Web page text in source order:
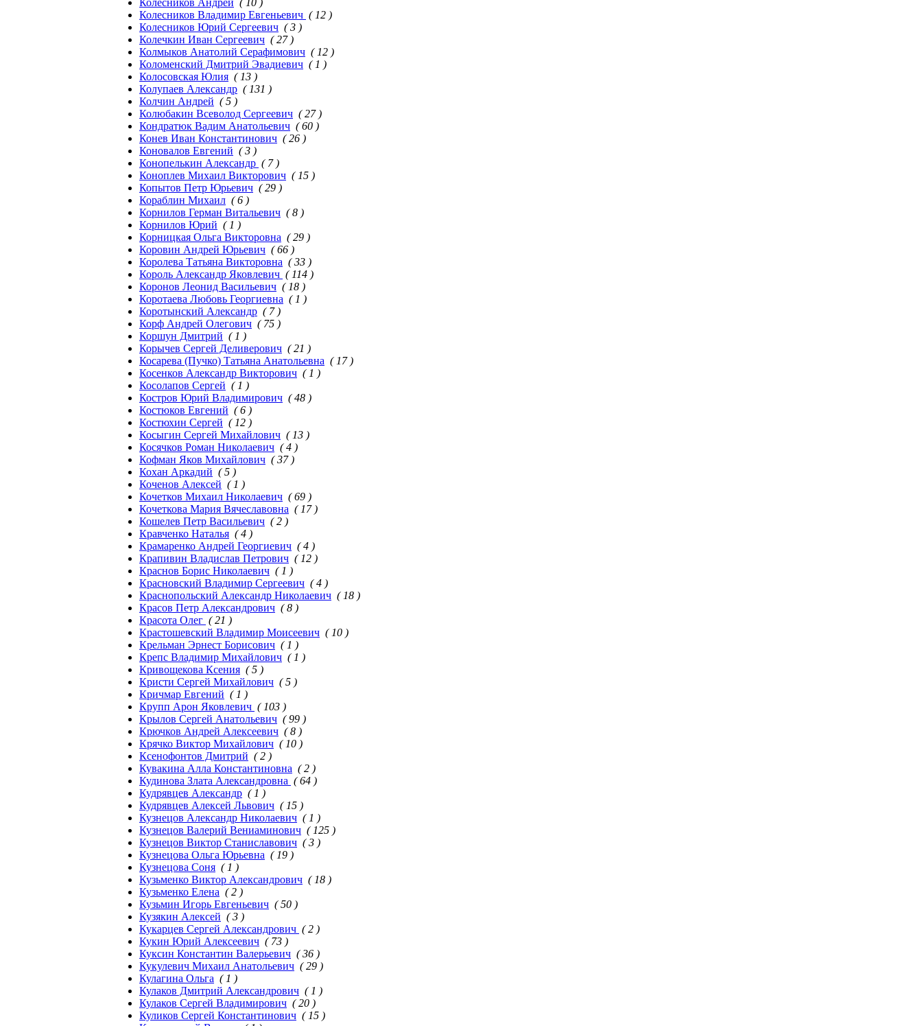
Колесников Андрей ( 10 )
Колесников Владимир Евгеньевич ( 12 )
Колесников Юрий Сергеевич ( 3 )
Колечкин Иван Сергеевич ( 27 )
Колмыков Анатолий Серафимович ( 12 )
Коломенский Дмитрий Эвадиевич ( 1 )
Колосовская Юлия ( 13 )
Колупаев Александр ( 131 )
Колчин Андрей ( 5 )
Колюбакин Всеволод Сергеевич ( 27 )
Кондратюк Вадим Анатольевич ( 60 )
Конев Иван Константинович ( 26 )
Коновалов Евгений ( 3 )
Конопелькин Александр ( 7 )
Коноплев Михаил Викторович ( 15 )
Копытов Петр Юрьевич ( 29 )
Кораблин Михаил ( 6 )
Корнилов Герман Витальевич ( 8 )
Корнилов Юрий ( 1 )
Корницкая Ольга Викторовна ( 29 )
Коровин Андрей Юрьевич ( 66 )
Королева Татьяна Викторовна ( 33 )
Король Александр Яковлевич ( 114 )
Коронов Леонид Васильевич ( 18 )
Коротаева Любовь Георгиевна ( 1 )
Коротынский Александр ( 7 )
Корф Андрей Олегович ( 75 )
Коршун Дмитрий ( 1 )
Корычев Сергей Деливерович ( 21 )
Косарева (Пучко) Татьяна Анатольевна ( 17 )
Косенков Александр Викторович ( 1 )
Косолапов Сергей ( 1 )
Костров Юрий Владимирович ( 48 )
Костюков Евгений ( 6 )
Костюхин Сергей ( 12 )
Косыгин Сергей Михайлович ( 13 )
Косячков Роман Николаевич ( 4 )
Кофман Яков Михайлович ( 37 )
Кохан Аркадий ( 5 )
Коченов Алексей ( 1 )
Кочетков Михаил Николаевич ( 69 )
Кочеткова Мария Вячеславовна ( 17 )
Кошелев Петр Васильевич ( 2 )
Кравченко Наталья ( 4 )
Крамаренко Андрей Георгиевич ( 4 )
Крапивин Владислав Петрович ( 12 )
Краснов Борис Николаевич ( 1 )
Красновский Владимир Сергеевич ( 4 )
Краснопольский Александр Николаевич ( 18 )
Красов Петр Александрович ( 8 )
Красота Олег ( 21 )
Крастошевский Владимир Моисеевич ( 10 )
Крельман Эрнест Борисович ( 1 )
Крепс Владимир Михайлович ( 1 )
Кривощекова Ксения ( 5 )
Кристи Сергей Михайлович ( 5 )
Кричмар Евгений ( 1 )
Крупп Арон Яковлевич ( 103 )
Крылов Сергей Анатольевич ( 99 )
Крючков Андрей Алексеевич ( 8 )
Крячко Виктор Михайлович ( 10 )
Ксенофонтов Дмитрий ( 2 )
Кувакина Алла Константиновна ( 2 )
Кудинова Злата Александровна ( 64 )
Кудрявцев Александр ( 1 )
Кудрявцев Алексей Львович ( 15 )
Кузнецов Александр Николаевич ( 1 )
Кузнецов Валерий Вениаминович ( 125 )
Кузнецов Виктор Станиславович ( 3 )
Кузнецова Ольга Юрьевна ( 19 )
Кузнецова Соня ( 1 )
Кузьменко Виктор Александрович ( 18 )
Кузьменко Елена ( 2 )
Кузьмин Игорь Евгеньевич ( 50 )
Кузякин Алексей ( 3 )
Кукарцев Сергей Александрович ( 2 )
Кукин Юрий Алексеевич ( 73 )
Куксин Константин Валерьевич ( 36 )
Кукулевич Михаил Анатольевич ( 29 )
Кулагина Ольга ( 1 )
Кулаков Дмитрий Александрович ( 1 )
Кулаков Сергей Владимирович ( 20 )
Куликов Сергей Константинович ( 15 )